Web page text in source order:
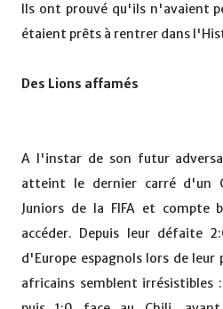
Ils ont prouvé qu'ils n'avaient
étaient prêts à rentrer dans
Des Lions affamés
A l'instar de son futur
atteint le dernier carré d'un
Juniors de la FIFA et compte
accéder. Depuis leur défaite
d'Europe espagnols lors de
africains semblent irrésistibles